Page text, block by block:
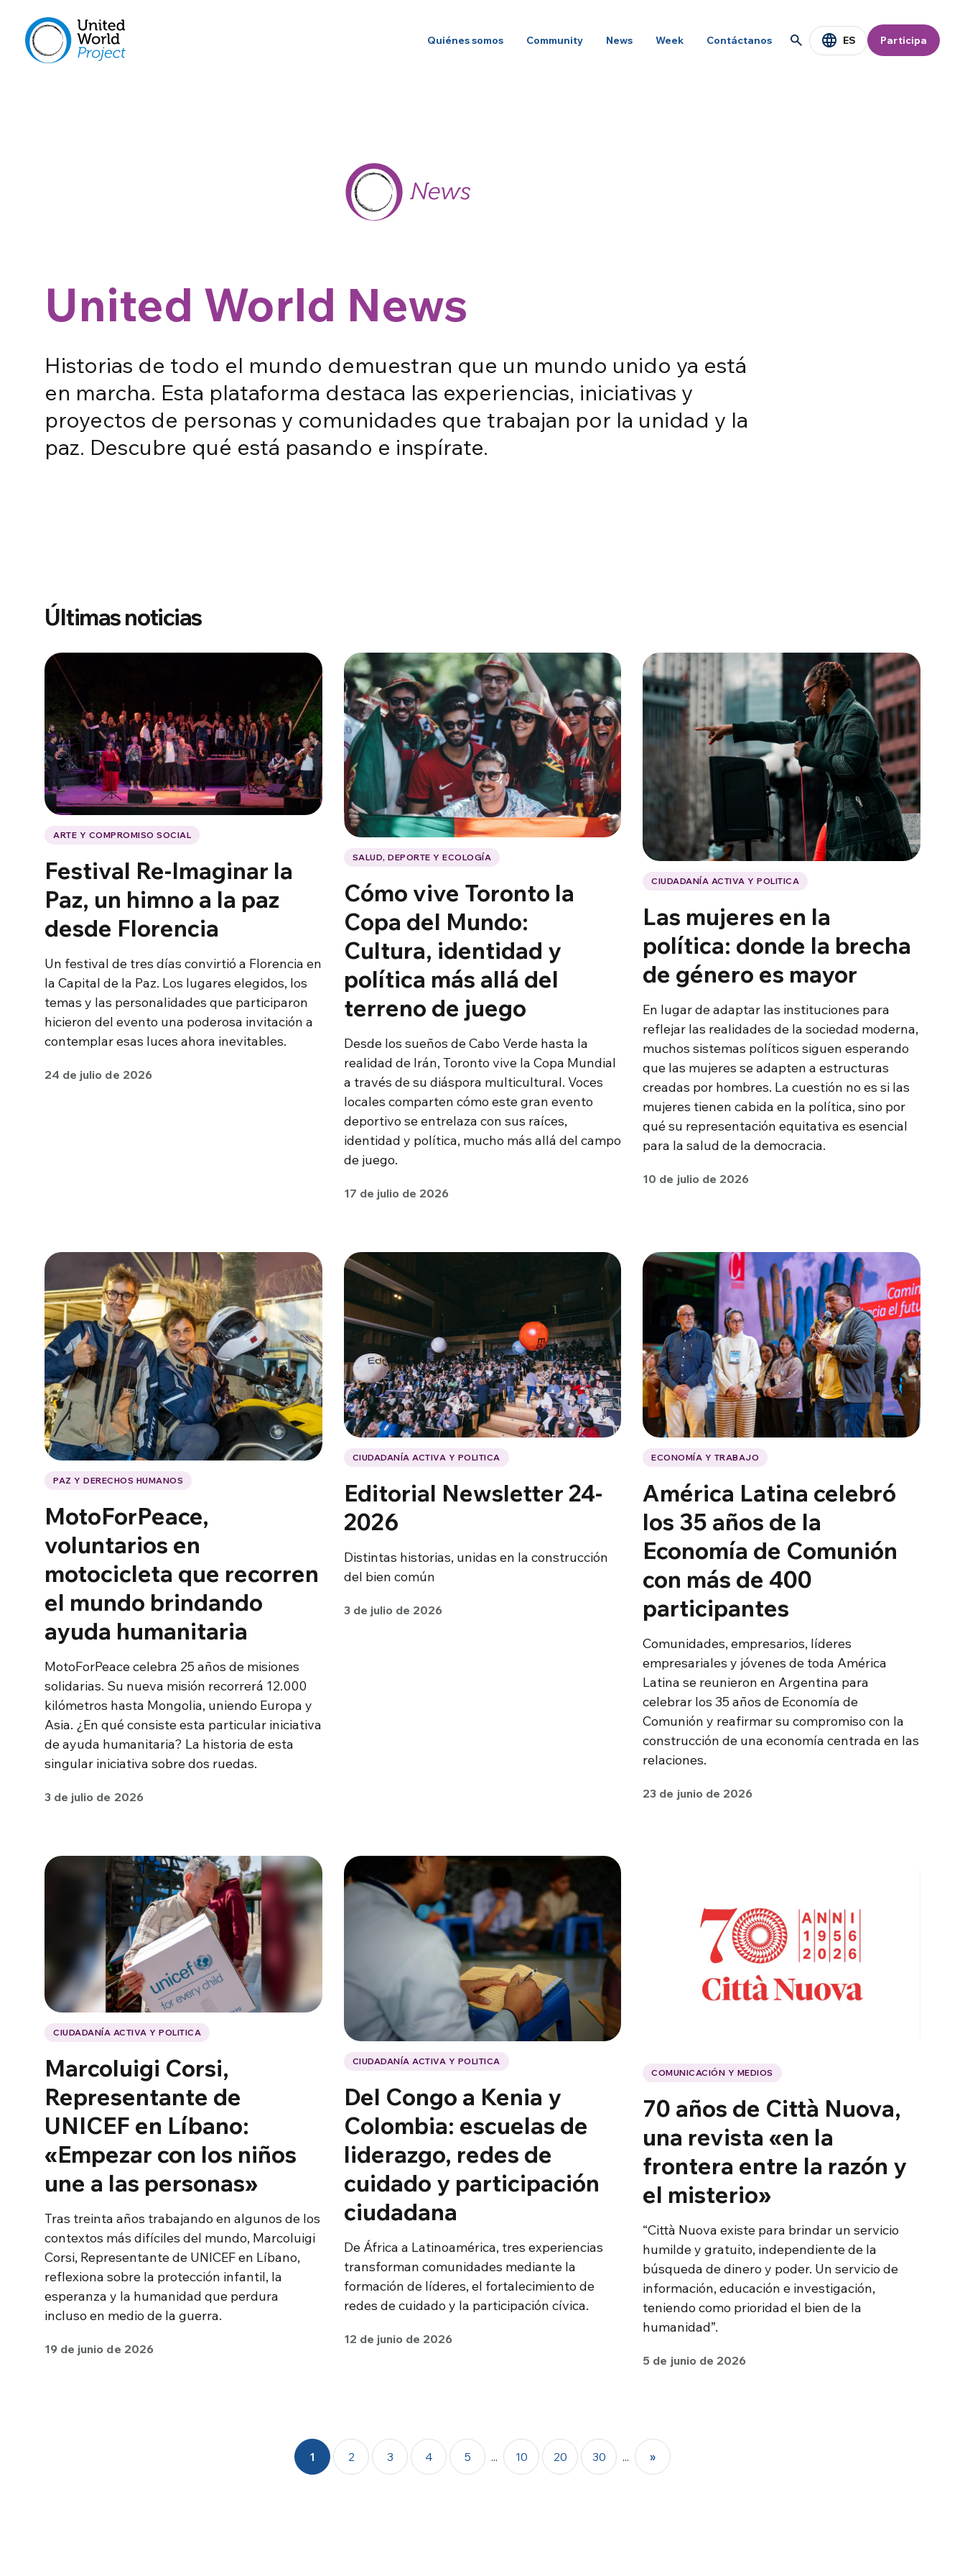
Quiénes somos Community News Week Contáctanos ES Participa
United World News
Historias de todo el mundo demuestran que un mundo unido ya está
en marcha. Esta plataforma destaca las experiencias, iniciativas y
proyectos de personas y comunidades que trabajan por la unidad y la
paz. Descubre qué está pasando e inspírate.
Tres historias de ecología, deporte y
salud en Sudamérica
Últimas noticias
ARTE Y COMPROMISO SOCIAL
Festival Re-Imaginar la
Paz, un himno a la paz
desde Florencia
Un festival de tres días convirtió a Florencia en
la Capital de la Paz. Los lugares elegidos, los
temas y las personalidades que participaron
hicieron del evento una poderosa invitación a
contemplar esas luces ahora inevitables.
24 de julio de 2026
SALUD, DEPORTE Y ECOLOGÍA
Cómo vive Toronto la
Copa del Mundo:
Cultura, identidad y
política más allá del
terreno de juego
Desde los sueños de Cabo Verde hasta la
realidad de Irán, Toronto vive la Copa Mundial
a través de su diáspora multicultural. Voces
locales comparten cómo este gran evento
deportivo se entrelaza con sus raíces,
identidad y política, mucho más allá del campo
de juego.
17 de julio de 2026
CIUDADANÍA ACTIVA Y POLITICA
Las mujeres en la
política: donde la brecha
de género es mayor
En lugar de adaptar las instituciones para
reflejar las realidades de la sociedad moderna,
muchos sistemas políticos siguen esperando
que las mujeres se adapten a estructuras
creadas por hombres. La cuestión no es si las
mujeres tienen cabida en la política, sino por
qué su representación equitativa es esencial
para la salud de la democracia.
10 de julio de 2026
PAZ Y DERECHOS HUMANOS
MotoForPeace,
voluntarios en
motocicleta que recorren
el mundo brindando
ayuda humanitaria
MotoForPeace celebra 25 años de misiones
solidarias. Su nueva misión recorrerá 12.000
kilómetros hasta Mongolia, uniendo Europa y
Asia. ¿En qué consiste esta particular iniciativa
de ayuda humanitaria? La historia de esta
singular iniciativa sobre dos ruedas.
3 de julio de 2026
CIUDADANÍA ACTIVA Y POLITICA
Editorial Newsletter 24-
2026
Distintas historias, unidas en la construcción
del bien común
3 de julio de 2026
ECONOMÍA Y TRABAJO
América Latina celebró
los 35 años de la
Economía de Comunión
con más de 400
participantes
Comunidades, empresarios, líderes
empresariales y jóvenes de toda América
Latina se reunieron en Argentina para
celebrar los 35 años de Economía de
Comunión y reafirmar su compromiso con la
construcción de una economía centrada en las
relaciones.
23 de junio de 2026
CIUDADANÍA ACTIVA Y POLITICA
Marcoluigi Corsi,
Representante de
UNICEF en Líbano:
«Empezar con los niños
une a las personas»
Tras treinta años trabajando en algunos de los
contextos más difíciles del mundo, Marcoluigi
Corsi, Representante de UNICEF en Líbano,
reflexiona sobre la protección infantil, la
esperanza y la humanidad que perdura
incluso en medio de la guerra.
19 de junio de 2026
CIUDADANÍA ACTIVA Y POLITICA
Del Congo a Kenia y
Colombia: escuelas de
liderazgo, redes de
cuidado y participación
ciudadana
De África a Latinoamérica, tres experiencias
transforman comunidades mediante la
formación de líderes, el fortalecimiento de
redes de cuidado y la participación cívica.
12 de junio de 2026
COMUNICACIÓN Y MEDIOS
70 años de Città Nuova,
una revista «en la
frontera entre la razón y
el misterio»
“Città Nuova existe para brindar un servicio
humilde y gratuito, independiente de la
búsqueda de dinero y poder. Un servicio de
información, educación e investigación,
teniendo como prioridad el bien de la
humanidad”.
5 de junio de 2026
1 2 3 4 5 ... 10 20 30 ... »